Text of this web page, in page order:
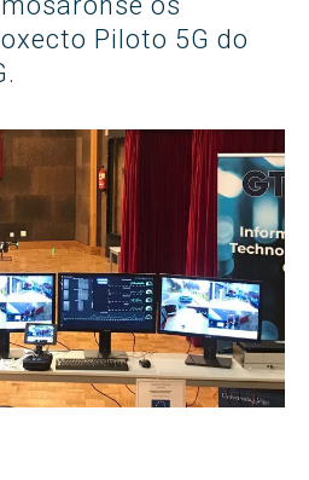
Piloto 5G do